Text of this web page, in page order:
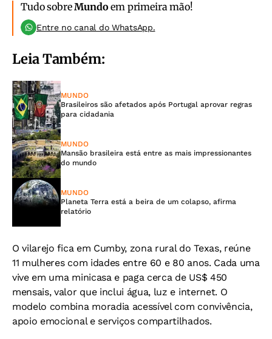
Tudo sobreMundo em primeira mão!
Entre no canal do WhatsApp.
Leia Também:
MUNDO
Brasileiros são afetados após Portugal aprovar regras
para cidadania
MUNDO
Mansão brasileira está entre as mais impressionantes
do mundo
MUNDO
Planeta Terra está a beira de um colapso, afirma
relatório
O vilarejo fica em Cumby, zona rural do Texas, reúne
11 mulheres com idades entre 60 e 80 anos. Cada uma
vive em uma minicasa e paga cerca de US$ 450
mensais, valor que inclui água, luz e internet. O
modelo combina moradia acessível com convivência,
apoio emocional e serviços compartilhados.